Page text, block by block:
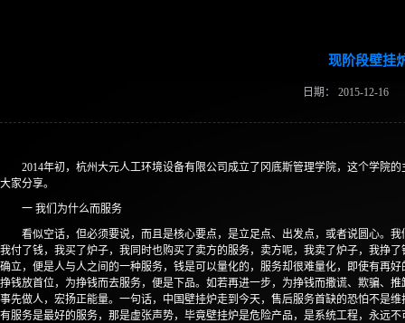
现阶段壁挂
日期： 2015-12-16
2014年初，杭州大元人工环境设备有限公司成立了冈底斯管理学院，这个学院
大家分享。
一 我们为什么而服务
看似空话，但必须要说，而且是核心要点，是立足点、出发点，或者说圆心。
我付了钱，我买了炉子，我同时也购买了卖方的服务，卖方呢，我卖了炉子，我挣
确立，便是人与人之间的一种服务，钱是可以量化的，服务却很难量化，即使有再
挣钱放首位，为挣钱而去服务，便是下品。如若再进一步，为挣钱而撒谎、欺骗、
事先做人，宏扬正能量。一句话，中国壁挂炉走到今天，售后服务首缺的恐怕不是
有服务是最好的服务，那是虚张声势，毕竟壁挂炉是危险产品，是系统工程，永远